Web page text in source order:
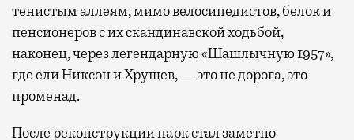
тенистым аллеям, мимо велосипедистов, белок и
пенсионеров с их скандинавской ходьбой,
наконец, через легендарную «Шашлычную 1957»,
где ели Никсон и Хрущев, — это не дорога, это
променад.
После реконструкции парк стал заметно